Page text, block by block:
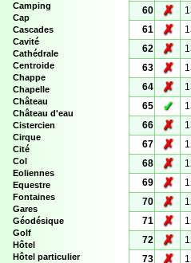
Camping
Cap
Cascades
Cavité
Cathédrale
Centroide
Chappe
Chapelle
Château
Château d'eau
Cistercien
Cirque
Cité
Col
Eoliennes
Equestre
Fontaines
Gares
Géodésique
Golf
Hôtel
Hôtel particulier
60
✗
61
✗
62
✗
63
✗
64
✗
65
✓
66
✗
67
✗
68
✗
69
✗
70
✗
71
✗
72
✗
73
✗